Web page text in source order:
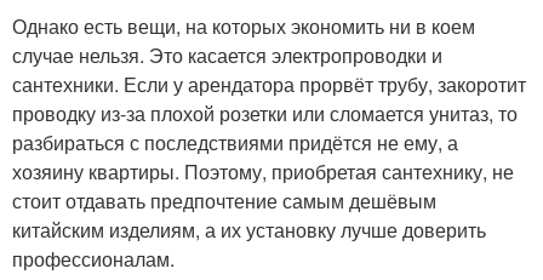
Однако есть вещи, на которых экономить ни в коем
случае нельзя. Это касается электропроводки и
сантехники. Если у арендатора прорвёт трубу, закоротит
проводку из-за плохой розетки или сломается унитаз, то
разбираться с последствиями придётся не ему, а
хозяину квартиры. Поэтому, приобретая сантехнику, не
стоит отдавать предпочтение самым дешёвым
китайским изделиям, а их установку лучше доверить
профессионалам.